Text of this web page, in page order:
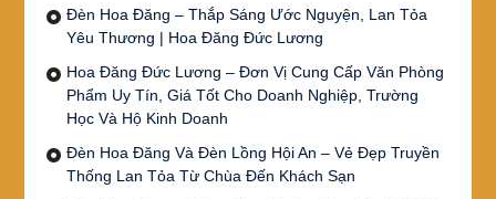
Đèn Hoa Đăng – Thắp Sáng Ước Nguyện, Lan Tỏa
Yêu Thương | Hoa Đăng Đức Lương
Hoa Đăng Đức Lương – Đơn Vị Cung Cấp Văn Phòng
Phẩm Uy Tín, Giá Tốt Cho Doanh Nghiệp, Trường
Học Và Hộ Kinh Doanh
Đèn Hoa Đăng Và Đèn Lồng Hội An – Vẻ Đẹp Truyền
Thống Lan Tỏa Từ Chùa Đến Khách Sạn